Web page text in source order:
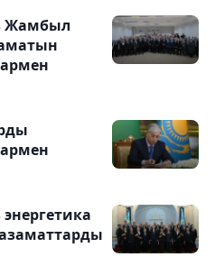
Жамбыл